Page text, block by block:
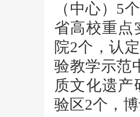
（中心）5
省高校重点
院2个，认
验教学示范
质文化遗产
验区2个，